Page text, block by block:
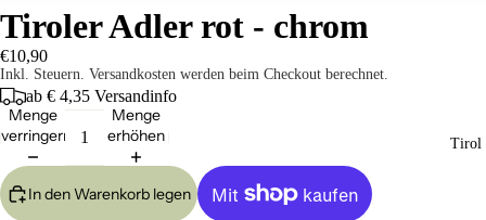
Tirol
Tiroler Adler rot - chrom
€10,90
Inkl. Steuern. Versandkosten werden beim Checkout berechnet.
ab € 4,35 Versandinfo
Menge
verringern
Menge
erhöhen
In den Warenkorb legen